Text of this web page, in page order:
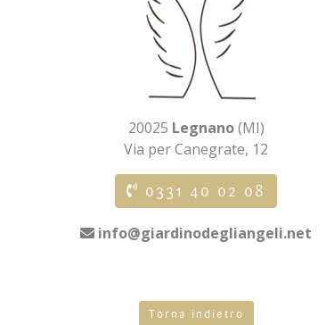
20025 Legnano(MI)
Via per Canegrate, 12
0331 40 02 08
info@giardinodegliangeli.net
Torna indietro